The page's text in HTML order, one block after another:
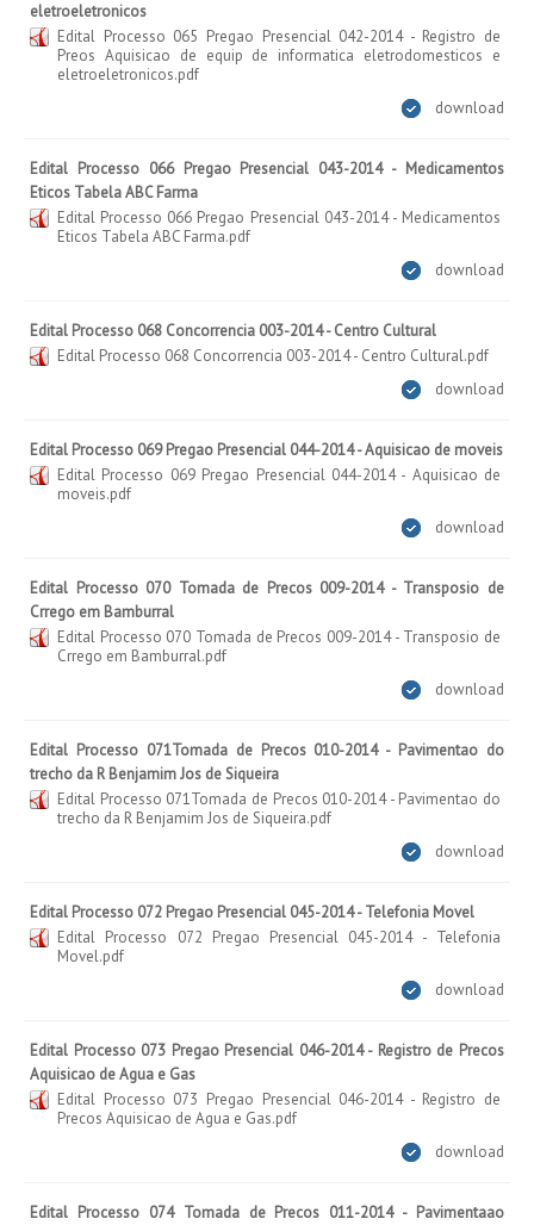
eletroeletronicos
Edital Processo 065 Pregao Presencial 042-2014 - Registro de
Preos Aquisicao de equip de informatica eletrodomesticos e
eletroeletronicos.pdf
download
Edital Processo 066 Pregao Presencial 043-2014 - Medicamentos
Eticos Tabela ABC Farma
Edital Processo 066 Pregao Presencial 043-2014 - Medicamentos
Eticos Tabela ABC Farma.pdf
download
Edital Processo 068 Concorrencia 003-2014 - Centro Cultural
Edital Processo 068 Concorrencia 003-2014 - Centro Cultural.pdf
download
Edital Processo 069 Pregao Presencial 044-2014 - Aquisicao de moveis
Edital Processo 069 Pregao Presencial 044-2014 - Aquisicao de
moveis.pdf
download
Edital Processo 070 Tomada de Precos 009-2014 - Transposio de
Crrego em Bamburral
Edital Processo 070 Tomada de Precos 009-2014 - Transposio de
Crrego em Bamburral.pdf
download
Edital Processo 071Tomada de Precos 010-2014 - Pavimentao do
trecho da R Benjamim Jos de Siqueira
Edital Processo 071Tomada de Precos 010-2014 - Pavimentao do
trecho da R Benjamim Jos de Siqueira.pdf
download
Edital Processo 072 Pregao Presencial 045-2014 - Telefonia Movel
Edital Processo 072 Pregao Presencial 045-2014 - Telefonia
Movel.pdf
download
Edital Processo 073 Pregao Presencial 046-2014 - Registro de Precos
Aquisicao de Agua e Gas
Edital Processo 073 Pregao Presencial 046-2014 - Registro de
Precos Aquisicao de Agua e Gas.pdf
download
Edital Processo 074 Tomada de Precos 011-2014 - Pavimentaao